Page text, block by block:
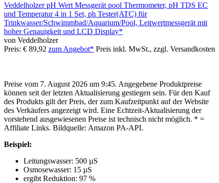
Veddelholzer pH Wert Messgerät pool Thermometer, pH TDS EC
und Temperatur 4 in 1 Set, ph Tester(ATC) für
Trinkwasser/Schwimmbad/Aquarium/Pool, Leitwertmessgerät mit
hoher Genauigkeit und LCD Display*
von Veddelholzer
Preis: € 89,92 zum Angebot* Preis inkl. MwSt., zzgl. Versandkosten
Preise vom 7. August 2026 um 9:45. Angegebene Produktpreise
können seit der letzten Aktualisierung gestiegen sein. Für den Kauf
des Produkts gilt der Preis, der zum Kaufzeitpunkt auf der Website
des Verkäufers angezeigt wird. Eine Echtzeit-Aktualisierung der
vorstehend ausgewiesenen Preise ist technisch nicht möglich. * =
Affiliate Links. Bildquelle: Amazon PA-API.
Beispiel:
Leitungswasser: 500 µS
Osmosewasser: 15 µS
ergibt Reduktion: 97 %